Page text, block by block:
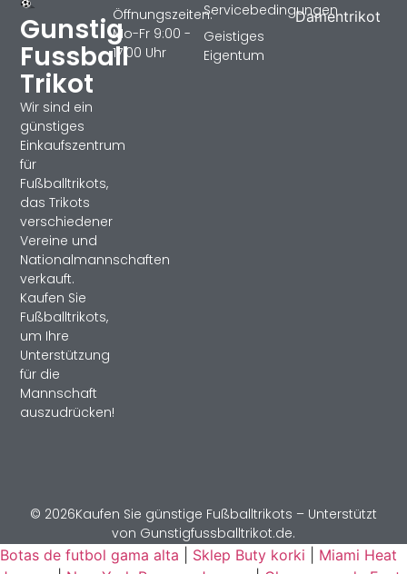
Gunstig
Fussball
Trikot
Wir sind ein
günstiges
Einkaufszentrum
für
Fußballtrikots,
das Trikots
verschiedener
Vereine und
Nationalmannschaften
verkauft.
Kaufen Sie
Fußballtrikots,
um Ihre
Unterstützung
für die
Mannschaft
auszudrücken!
Damentrikot
Servicebedingungen
Geistiges
Eigentum
Öffnungszeiten:
Mo-Fr 9:00 -
17:00 Uhr
© 2026Kaufen Sie günstige Fußballtrikots – Unterstützt
von Gunstigfussballtrikot.de.
Botas de futbol gama alta
Sklep Buty korki
Miami Heat